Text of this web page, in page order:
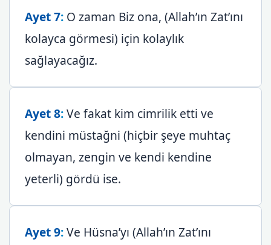
Ayet 7: O zaman Biz ona, (Allah’ın Zat’ını
kolayca görmesi) için kolaylık
sağlayacağız.
Ayet 8:Ve fakat kim cimrilik etti ve
kendini müstağni (hiçbir şeye muhtaç
olmayan, zengin ve kendi kendine
yeterli) gördü ise.
Ayet 9:Ve Hüsna’yı (Allah’ın Zat’ını